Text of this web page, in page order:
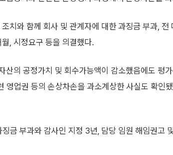
치와 함께 회사 및 관계자에 대한 과징금 부과, 전
, 시정요구 등을 의결했다.
산의 공정가치 및 회수가능액이 감소했음에도 평
영업권 등의 손상차손을 과소계상한 사실도 확인
금 부과와 감사인 지정 3년, 담당 임원 해임권고